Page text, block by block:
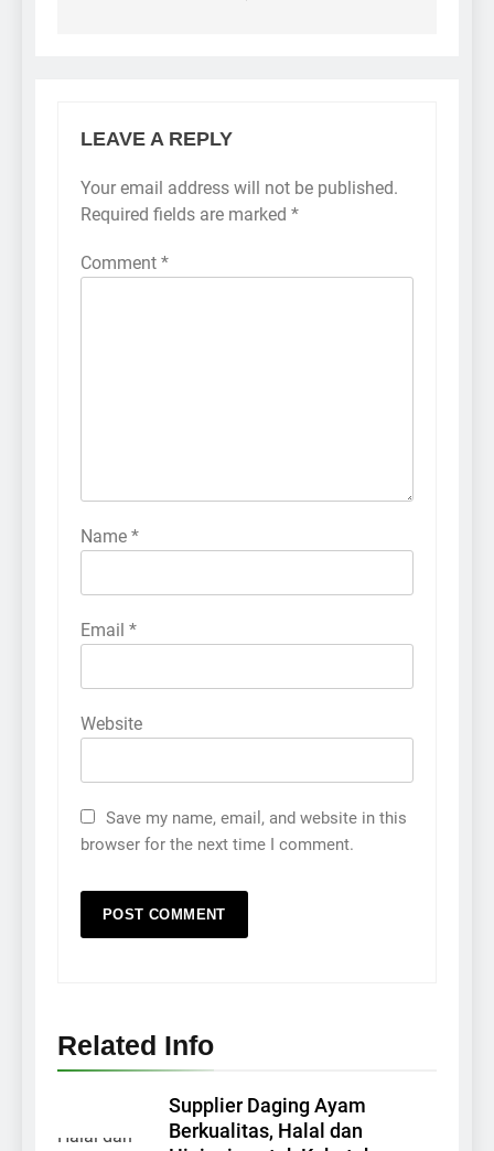
LEAVE A REPLY
Your email address will not be published.
Required fields are marked *
Comment *
Name *
Email *
Website
Save my name, email, and website in this
browser for the next time I comment.
Related Info
Supplier Daging Ayam
Berkualitas, Halal dan